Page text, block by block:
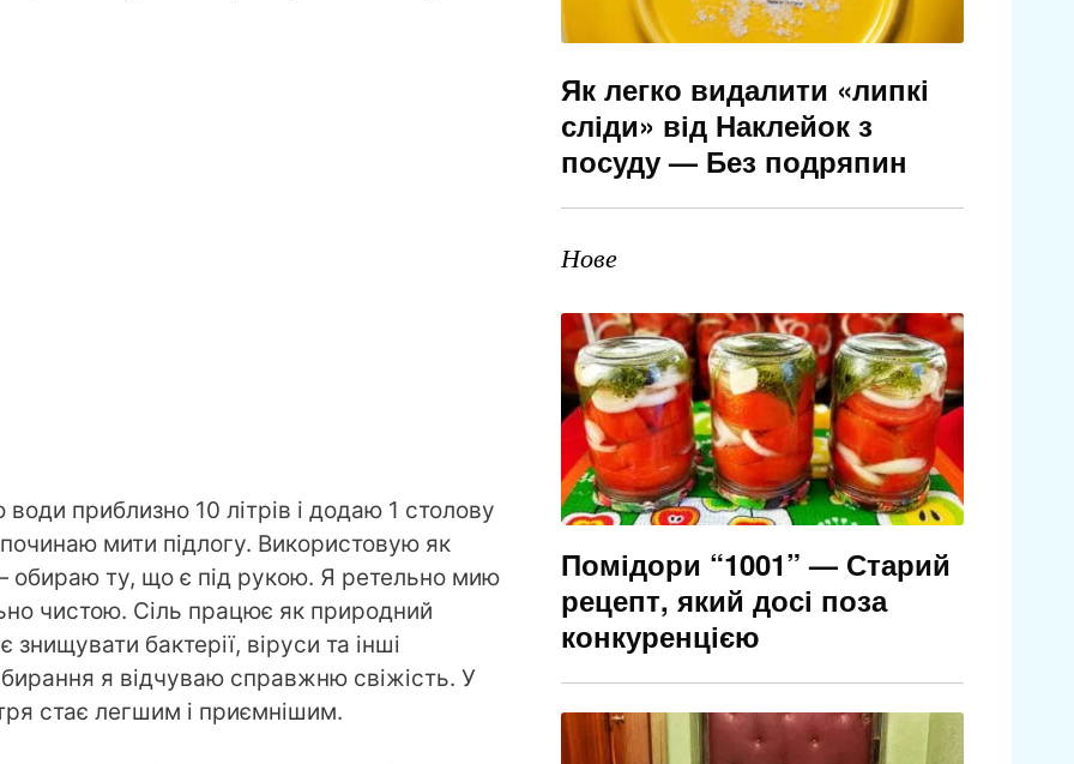
приблизно 10 літрів і додаю 1 столову
мити підлогу. Використовую як
обираю ту, що є під рукою. Я ретельно мию
чистою. Сіль працює як природний
бактерії, віруси та інші
я відчуваю справжню свіжість. У
стає легшим і приємнішим.
Як легко видалити «липкі
сліди» від Наклейок з
посуду — Без подряпин
Нове
Помідори “1001” — Старий
рецепт, який досі поза
конкуренцією